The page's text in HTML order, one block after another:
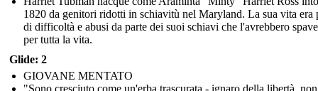
1820 da genitori ridotti in schiavitù nel Maryland. La sua vita era
di difficoltà e abusi da parte dei suoi schiavi che l'avrebbero
per tutta la vita.
Glide: 2
GIOVANE MENTATO
"Sono cresciuto come un'erba trascurata - ignaro della libertà, non